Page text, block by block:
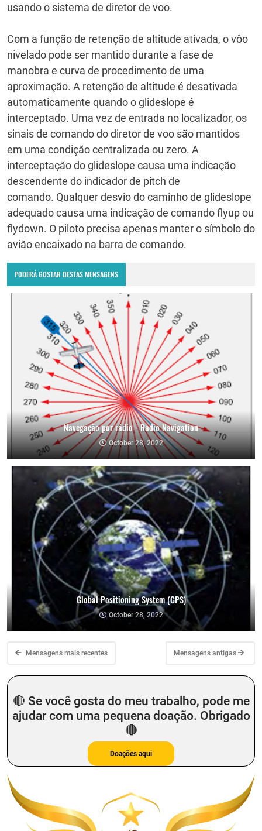
usando o sistema de diretor de voo.
Com a função de retenção de altitude ativada, o vôo
nivelado pode ser mantido durante a fase de
manobra e curva de procedimento de uma
aproximação. A retenção de altitude é desativada
automaticamente quando o glideslope é
interceptado. Uma vez de entrada no localizador, os
sinais de comando do diretor de voo são mantidos
em uma condição centralizada ou zero. A
interceptação do glideslope causa uma indicação
descendente do indicador de pitch de
comando. Qualquer desvio do caminho de glideslope
adequado causa uma indicação de comando flyup ou
flydown. O piloto precisa apenas manter o símbolo do
avião encaixado na barra de comando.
PODERÁ GOSTAR DESTAS MENSAGENS
Navegação por rádio - Radio Navigation
October 28, 2022
Global Positioning System (GPS)
October 28, 2022
Mensagens mais recentes Mensagens antigas
🔴 Se você gosta do meu trabalho, pode me
ajudar com uma pequena doação. Obrigado
🔴
​Doações aqui